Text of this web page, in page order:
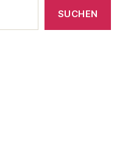
SUCHEN